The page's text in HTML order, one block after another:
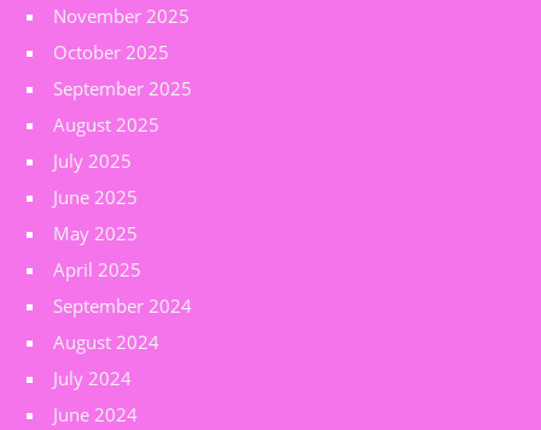
November 2025
October 2025
September 2025
August 2025
July 2025
June 2025
May 2025
April 2025
September 2024
August 2024
July 2024
June 2024